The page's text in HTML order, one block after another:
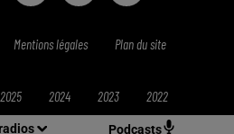
Podcasts
Mentions légales Plan du site
2025 2024 2023 2022